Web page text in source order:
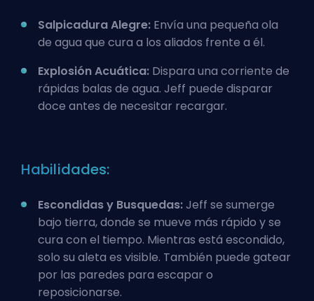
Salpicadura Alegre: Envía una pequeña ola
de agua que cura a los aliados frente a él.
Explosión Acuática: Dispara una corriente de
rápidas balas de agua. Jeff puede disparar
doce antes de necesitar recargar.
Habilidades:
Escondidas y Busquedas:Jeff se sumerge
bajo tierra, donde se mueve más rápido y se
cura con el tiempo. Mientras está escondido,
solo su aleta es visible. También puede gatear
por las paredes para escapar o
reposicionarse.